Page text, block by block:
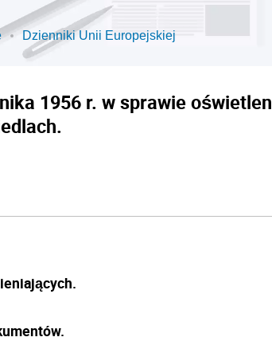
Dzienniki Unii Europejskiej
1956 r. w sprawie